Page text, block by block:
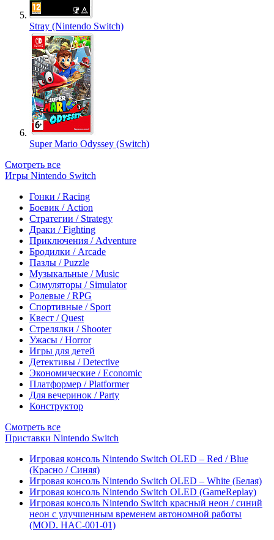
Stray (Nintendo Switch)
Super Mario Odyssey (Switch)
Смотреть все
Игры Nintendo Switch
Гонки / Racing
Боевик / Action
Стратегии / Strategy
Драки / Fighting
Приключения / Adventure
Бродилки / Arcade
Пазлы / Puzzle
Музыкальные / Music
Симуляторы / Simulator
Ролевые / RPG
Спортивные / Sport
Квест / Quest
Стрелялки / Shooter
Ужасы / Horror
Игры для детей
Детективы / Detective
Экономические / Economic
Платформер / Platformer
Для вечеринок / Party
Конструктор
Смотреть все
Приставки Nintendo Switch
Игровая консоль Nintendo Switch OLED – Red / Blue
(Красно / Синяя)
Игровая консоль Nintendo Switch OLED – White (Белая)
Игровая консоль Nintendo Switch OLED (GameReplay)
Игровая консоль Nintendo Switch красный неон / синий
неон с улучшенным временем автономной работы
(MOD. HAC-001-01)